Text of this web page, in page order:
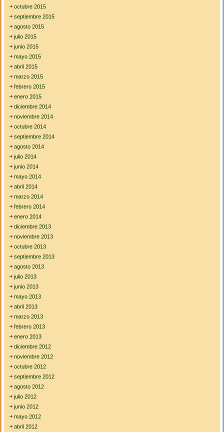
octubre 2015
septiembre 2015
agosto 2015
julio 2015
junio 2015
mayo 2015
abril 2015
marzo 2015
febrero 2015
enero 2015
diciembre 2014
noviembre 2014
octubre 2014
septiembre 2014
agosto 2014
julio 2014
junio 2014
mayo 2014
abril 2014
marzo 2014
febrero 2014
enero 2014
diciembre 2013
noviembre 2013
octubre 2013
septiembre 2013
agosto 2013
julio 2013
junio 2013
mayo 2013
abril 2013
marzo 2013
febrero 2013
enero 2013
diciembre 2012
noviembre 2012
octubre 2012
septiembre 2012
agosto 2012
julio 2012
junio 2012
mayo 2012
abril 2012